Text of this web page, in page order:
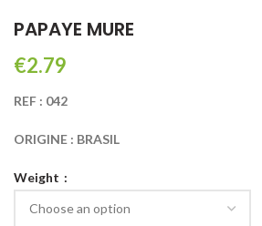
PAPAYE MURE
€
REF : 042
ORIGINE : BRASIL
Weight